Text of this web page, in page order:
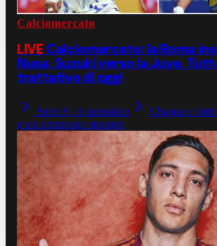
Calciomercato
LIVE Calciomercato: la Roma
Nusa, Suzuki verso la Juve.
trattative di oggi
Serie A, il calendario
Chiagni e
e poi comprano stranieri